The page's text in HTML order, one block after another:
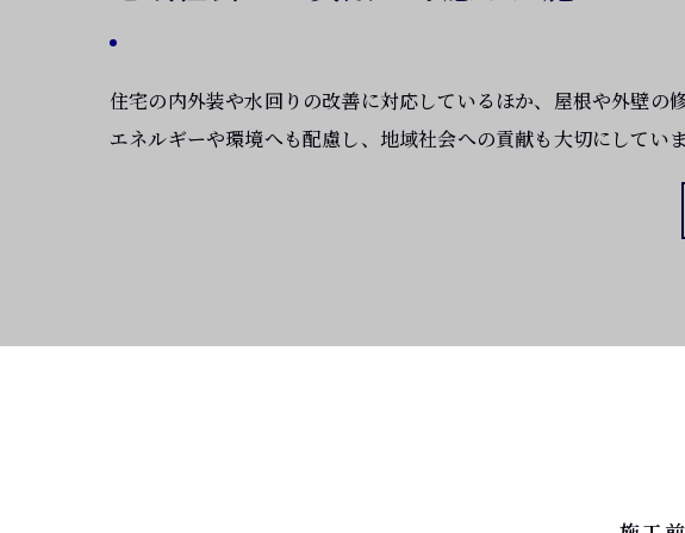
住宅の内外装や水回りの改善に対応しているほか、屋根や外壁の
エネルギーや環境へも配慮し、地域社会への貢献も大切にしていま